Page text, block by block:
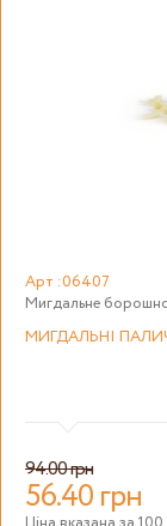
Арт :06407
Мигдальне
МИГДАЛЬНІ
94.00 грн
56.40 грн